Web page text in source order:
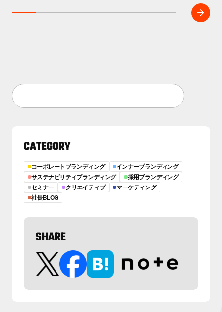
CATEGORY
コーポレートブランディング
インナーブランディング
サステナビリティブランディング
採用ブランディング
セミナー
クリエイティブ
マーケティング
社長BLOG
SHARE